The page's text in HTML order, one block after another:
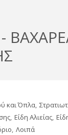
και Όπλα
Είδη Αλιείας
Λοιπά